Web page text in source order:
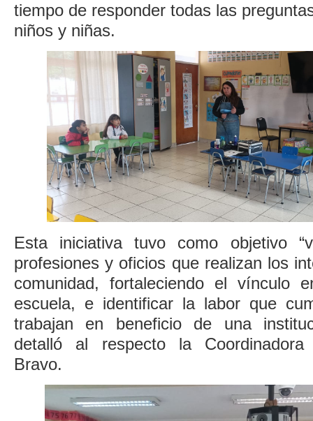
tiempo de responder todas las
niños y niñas.
Esta iniciativa tuvo como objetivo
profesiones y oficios que realizan los
comunidad, fortaleciendo el vínculo
escuela, e identificar la labor que
trabajan en beneficio de una
detalló al respecto la Coordinadora
Bravo.